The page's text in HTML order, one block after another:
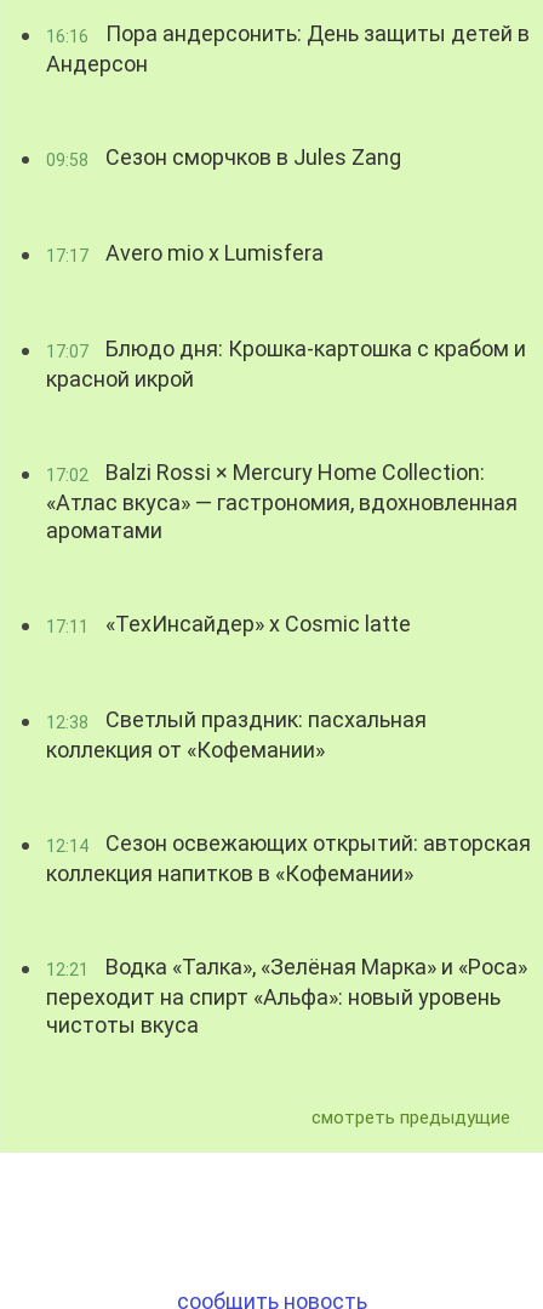
16:16
Пора андерсонить: День защиты детей в
Андерсон
09:58 Сезон сморчков в Jules Zang
17:17 Avero mio x Lumisfera
17:07
Блюдо дня: Крошка-картошка с крабом и
красной икрой
17:02
Balzi Rossi × Mercury Home Collection:
«Атлас вкуса» — гастрономия, вдохновленная
ароматами
17:11 «ТехИнсайдер» х Cosmic latte
12:38
Светлый праздник: пасхальная
коллекция от «Кофемании»
12:14
Сезон освежающих открытий: авторская
коллекция напитков в «Кофемании»
12:21
Водка «Талка», «Зелёная Марка» и «Роса»
переходит на спирт «Альфа»: новый уровень
чистоты вкуса
смотреть предыдущие
сообщить новость